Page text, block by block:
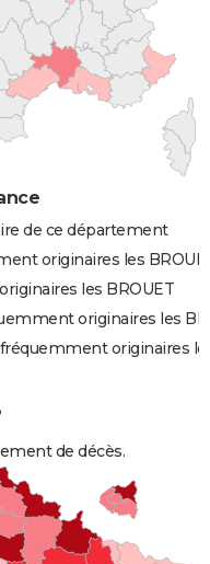
de ce département
originaires les
les BROUET
originaires les
originaires
de décès.